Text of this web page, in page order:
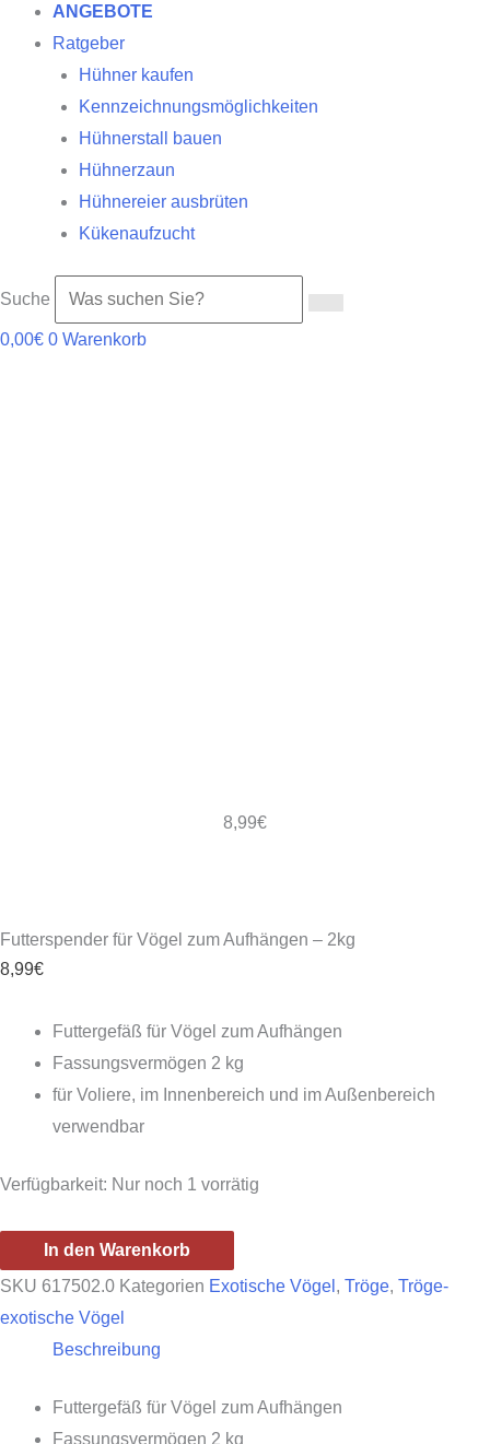
ANGEBOTE
Ratgeber
Hühner kaufen
Kennzeichnungsmöglichkeiten
Hühnerstall bauen
Hühnerzaun
Hühnereier ausbrüten
Kükenaufzucht
Suche
0,00€ 0 Warenkorb
8,99€
Futterspender für Vögel zum Aufhängen – 2kg
8,99€
Futtergefäß für Vögel zum Aufhängen
Fassungsvermögen 2 kg
für Voliere, im Innenbereich und im Außenbereich
verwendbar
Verfügbarkeit: Nur noch 1 vorrätig
Futterspender
für
Vögel
In den Warenkorb
SKU 617502.0 Kategorien Exotische Vögel , Tröge, Tröge-
exotische Vögel
Beschreibung
Futtergefäß für Vögel zum Aufhängen
Fassungsvermögen 2 kg